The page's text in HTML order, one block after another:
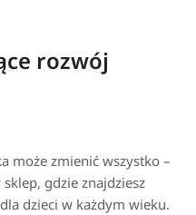
rozwój
może zmienić wszystko –
gdzie znajdziesz
dzieci w każdym wieku.